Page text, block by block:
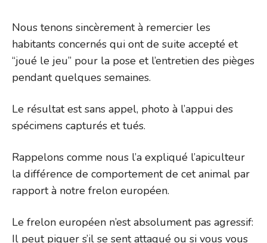
Nous tenons sincèrement à remercier les
habitants concernés qui ont de suite accepté et
“joué le jeu” pour la pose et l’entretien des pièges
pendant quelques semaines.
Le résultat est sans appel, photo à l’appui des
spécimens capturés et tués.
Rappelons comme nous l’a expliqué l’apiculteur
la différence de comportement de cet animal par
rapport à notre frelon européen.
Le frelon européen n’est absolument pas agressif:
Il peut piquer s’il se sent attaqué ou si vous vous